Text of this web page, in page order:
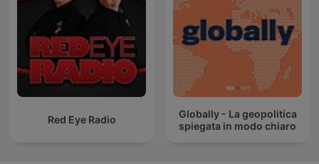
Red Eye Radio
Globally - La geopolitica
spiegata in modo chiaro